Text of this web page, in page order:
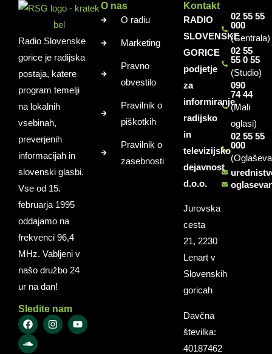
Radio Slovenske
gorice je radijska
postaja, katere
program temelji
na lokalnih
vsebinah,
preverjenih
informacijah in
slovenski glasbi.
Vse od 15.
februarja 1995
oddajamo na
frekvenci 96,4
MHz. Vabljeni v
našo družbo 24
ur na dan!
Sledite nam
O nas
O radiu
Marketing
Pravno
obvestilo
Pravilnik o
piškotkih
Pravilnik o
zasebnosti
Kontakt
RADIO
SLOVENSKE
GORICE
podjetje
za
informiranje,
radijsko
in
televizijsko
dejavnost
d.o.o.
Jurovska
cesta
21, 2230
Lenart v
Slovenskih
goricah
Davčna
številka:
40187462
02 55 55
000
(Centrala)
02 55
55 0 55
(Studio)
090
74 44
(Mali
oglasi)
02 55 55
000